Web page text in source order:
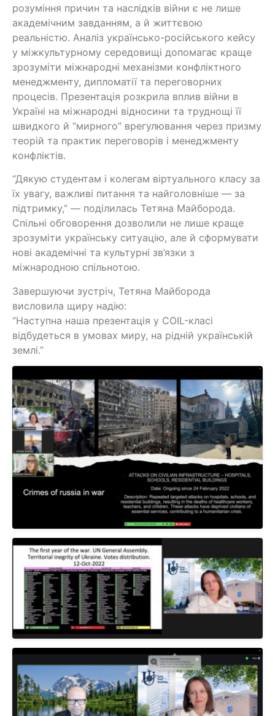
розуміння причин та наслідків війни є не лише
академічним завданням, а й життєвою
реальністю. Аналіз українсько-російського кейсу
у міжкультурному середовищі допомагає краще
зрозуміти міжнародні механізми конфліктного
менеджменту, дипломатії та переговорних
процесів. Презентація розкрила вплив війни в
Україні на міжнародні відносини та труднощі її
швидкого й “мирного” врегулювання через призму
теорій та практик переговорів і менеджменту
конфліктів.
“Дякую студентам і колегам віртуального класу за
їх увагу, важливі питання та найголовніше — за
підтримку,” — поділилась Тетяна Майборода.
Спільні обговорення дозволили не лише краще
зрозуміти українську ситуацію, але й сформувати
нові академічні та культурні зв’язки з
міжнародною спільнотою.
Завершуючи зустріч, Тетяна Майборода
висловила щиру надію:
“Наступна наша презентація у COIL-класі
відбудеться в умовах миру, на рідній українській
землі.”